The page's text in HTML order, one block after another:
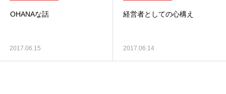
OHANAな話
2017.06.15
経営者としての心構え
2017.06.14